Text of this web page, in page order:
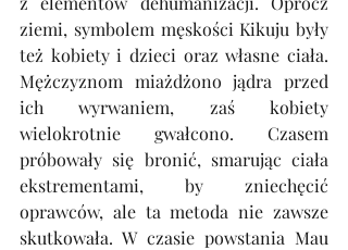
ziemi, symbolem męskości Kikuju były
też kobiety i dzieci oraz własne ciała.
Mężczyznom miażdżono jądra przed
ich wyrwaniem, zaś kobiety
wielokrotnie gwałcono. Czasem
próbowały się bronić, smarując ciała
ekstrementami, by zniechęcić
oprawców, ale ta metoda nie zawsze
skutkowała. W czasie powstania Mau